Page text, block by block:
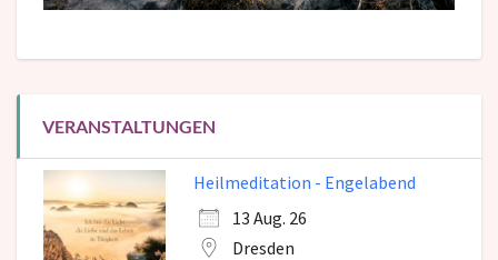
VERANSTALTUNGEN
Heilmeditation - Engelabend
13 Aug. 26
Dresden